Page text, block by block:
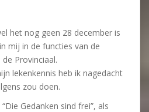
het nog geen 28 december is
mij in de functies van de
de Provinciaal.
lekenkennis heb ik nagedacht
zou doen.
Gedanken sind frei”, als